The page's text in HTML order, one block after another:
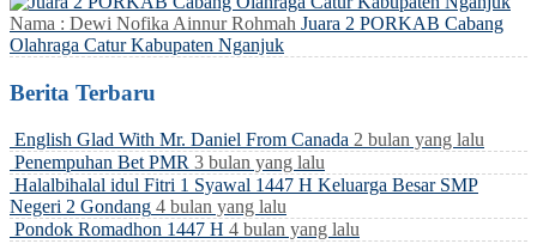
Nama : Dewi Nofika Ainnur Rohmah Juara 2 PORKAB Cabang
Olahraga Catur Kabupaten Nganjuk
Berita Terbaru
English Glad With Mr. Daniel From Canada 2 bulan yang lalu
Penempuhan Bet PMR 3 bulan yang lalu
Halalbihalal idul Fitri 1 Syawal 1447 H Keluarga Besar SMP
Negeri 2 Gondang 4 bulan yang lalu
Pondok Romadhon 1447 H 4 bulan yang lalu